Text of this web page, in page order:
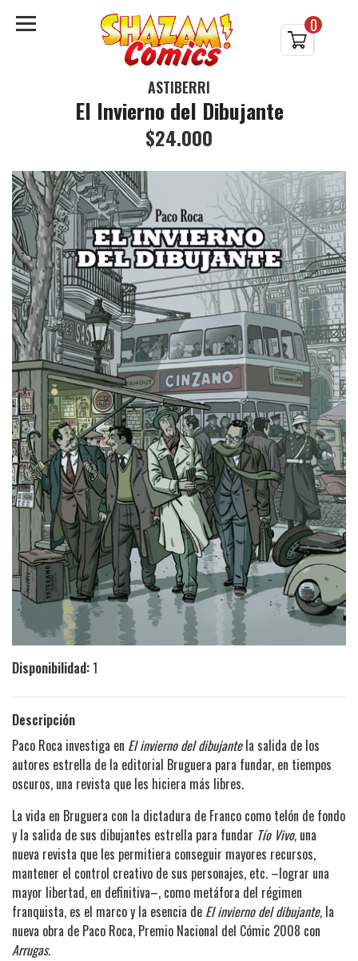
0
ASTIBERRI
El Invierno del Dibujante
$24.000
Disponibilidad:1
Descripción
Paco Roca investiga en El invierno del dibujantela salida de los
autores estrella de la editorial Bruguera para fundar, en tiempos
oscuros, una revista que les hiciera más libres.
La vida en Bruguera con la dictadura de Franco como telón de fondo
y la salida de sus dibujantes estrella para fundar Tío Vivo, una
nueva revista que les permitiera conseguir mayores recursos,
mantener el control creativo de sus personajes, etc. –lograr una
mayor libertad, en definitiva–, como metáfora del régimen
franquista, es el marco y la esencia de El invierno del dibujante, la
nueva obra de Paco Roca, Premio Nacional del Cómic 2008 con
Arrugas.